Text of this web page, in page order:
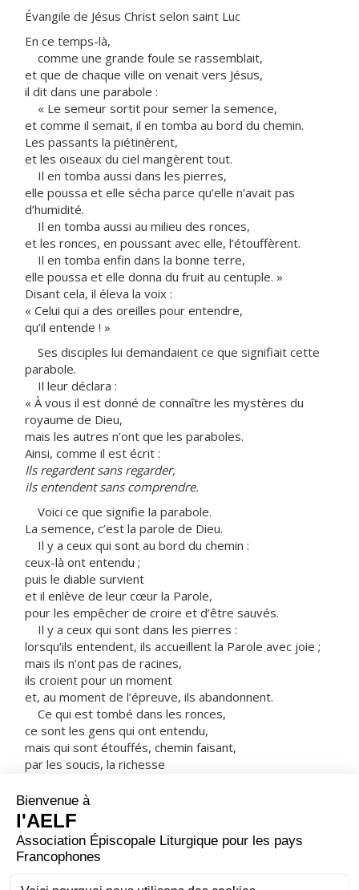
Évangile de Jésus Christ selon saint Luc
En ce temps-là,
comme une grande foule se rassemblait,
et que de chaque ville on venait vers Jésus,
il dit dans une parabole :
« Le semeur sortit pour semer la semence,
et comme il semait, il en tomba au bord du chemin.
Les passants la piétinèrent,
et les oiseaux du ciel mangèrent tout.
Il en tomba aussi dans les pierres,
elle poussa et elle sécha parce qu’elle n’avait pas
d’humidité.
Il en tomba aussi au milieu des ronces,
et les ronces, en poussant avec elle, l’étouffèrent.
Il en tomba enfin dans la bonne terre,
elle poussa et elle donna du fruit au centuple. »
Disant cela, il éleva la voix :
« Celui qui a des oreilles pour entendre,
qu’il entende ! »
Ses disciples lui demandaient ce que signifiait cette
parabole.
Il leur déclara :
« À vous il est donné de connaître les mystères du
royaume de Dieu,
mais les autres n’ont que les paraboles.
Ainsi, comme il est écrit :
Ils regardent sans regarder,
ils entendent sans comprendre.
Voici ce que signifie la parabole.
La semence, c’est la parole de Dieu.
Il y a ceux qui sont au bord du chemin :
ceux-là ont entendu ;
puis le diable survient
et il enlève de leur cœur la Parole,
pour les empêcher de croire et d’être sauvés.
Il y a ceux qui sont dans les pierres :
lorsqu’ils entendent, ils accueillent la Parole avec joie ;
mais ils n’ont pas de racines,
ils croient pour un moment
et, au moment de l’épreuve, ils abandonnent.
Ce qui est tombé dans les ronces,
ce sont les gens qui ont entendu,
mais qui sont étouffés, chemin faisant,
par les soucis, la richesse
et ne parviennent pas à maturité.
Et ce qui est tombé dans la bonne terre,
ce sont les gens qui ont entendu la Parole
dans un cœur bon et généreux,
qui la retiennent
et portent du fruit par leur persévérance. »